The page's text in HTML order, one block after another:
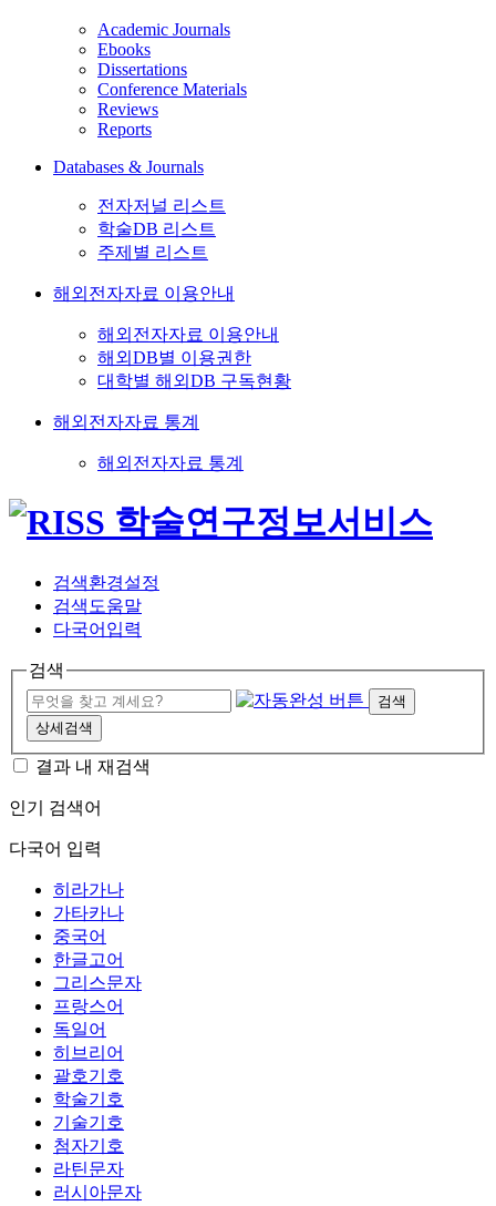
Academic Journals
Ebooks
Dissertations
Conference Materials
Reviews
Reports
Databases & Journals
전자저널 리스트
학술DB 리스트
주제별 리스트
해외전자자료 이용안내
해외전자자료 이용안내
해외DB별 이용권한
대학별 해외DB 구독현황
해외전자자료 통계
해외전자자료 통계
검색환경설정
검색도움말
다국어입력
검색
검색
상세검색
결과 내 재검색
인기 검색어
다국어 입력
히라가나
가타카나
중국어
한글고어
그리스문자
프랑스어
독일어
히브리어
괄호기호
학술기호
기술기호
첨자기호
라틴문자
러시아문자